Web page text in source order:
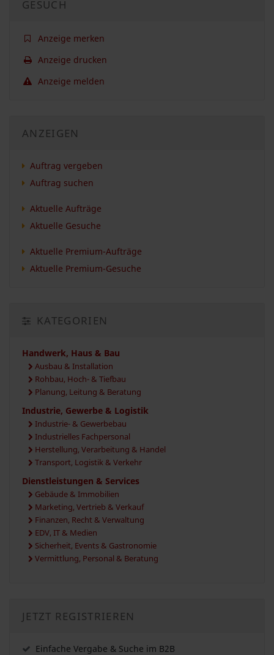
GESUCH
Anzeige merken
Anzeige drucken
Anzeige melden
ANZEIGEN
Auftrag vergeben
Auftrag suchen
Aktuelle Aufträge
Aktuelle Gesuche
Aktuelle Premium-Aufträge
Aktuelle Premium-Gesuche
KATEGORIEN
Handwerk, Haus & Bau
Ausbau & Installation
Rohbau, Hoch- & Tiefbau
Planung, Leitung & Beratung
Industrie, Gewerbe & Logistik
Industrie- & Gewerbebau
Industrielles Fachpersonal
Herstellung, Verarbeitung & Handel
Transport, Logistik & Verkehr
Dienstleistungen & Services
Gebäude & Immobilien
Marketing, Vertrieb & Verkauf
Finanzen, Recht & Verwaltung
EDV, IT & Medien
Sicherheit, Events & Gastronomie
Vermittlung, Personal & Beratung
JETZT REGISTRIEREN
Einfache Vergabe & Suche im B2B